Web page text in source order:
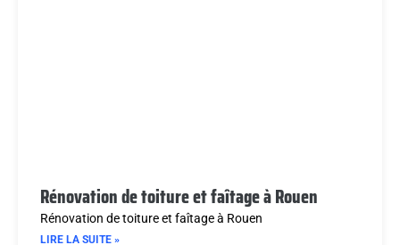
Rénovation de toiture et faîtage à Rouen
Rénovation de toiture et faîtage à Rouen
LIRE LA SUITE »